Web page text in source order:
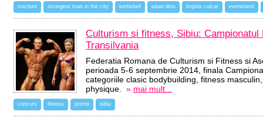
tractiuni strongest man in the city kettlebell iulian dinu impins culcat eveniment
Culturism si fitness, Sibiu: Campionatul
Transilvania
Federatia Romana de Culturism si Fitness si
perioada 5-6 septembrie 2014, finala
categoriile clasic bodybuilding, fitness
physique. » mai mult...
concurs fitness premii sibiu